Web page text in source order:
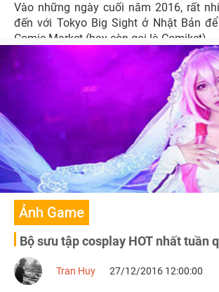
Vào những ngày cuối năm 2016, rất
đến với Tokyo Big Sight ở Nhật Bản
Comic Market (hay còn gọi là Comiket).
Ảnh Game
Bộ sưu tập cosplay HOT nhất tuần
Tran Huy 27/12/2016 12:00:00